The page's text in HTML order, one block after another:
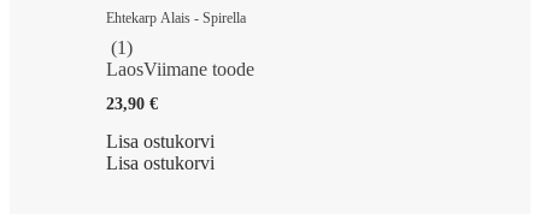
Ehtekarp Alais - Spirella
(1)
LaosViimane toode
23,90 €
Lisa ostukorvi
Lisa ostukorvi